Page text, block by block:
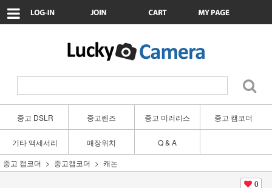
중고 DSLR 중고렌즈 중고 미러리스 중고 캠코더
기타 액세서리 매장위치
Q & A
중고 캠코더
중고캠코더 캐논
0